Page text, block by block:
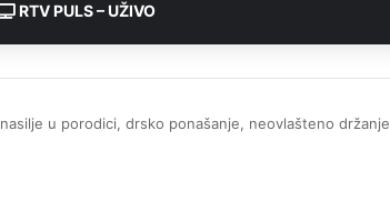
RTV PULS – UŽIVO
u porodici, drsko ponašanje, neovlašteno držanje